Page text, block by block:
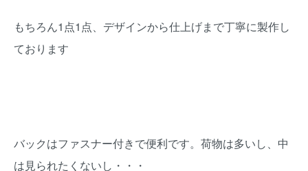
もちろん1点1点、デザインから仕上げまで丁寧に製作し
ております
バックはファスナー付きで便利です。荷物は多いし、中
は見られたくないし・・・